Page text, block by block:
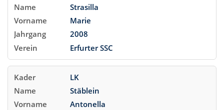
Strasilla
Marie
2008
Erfurter SSC
LK
Stäblein
Antonella